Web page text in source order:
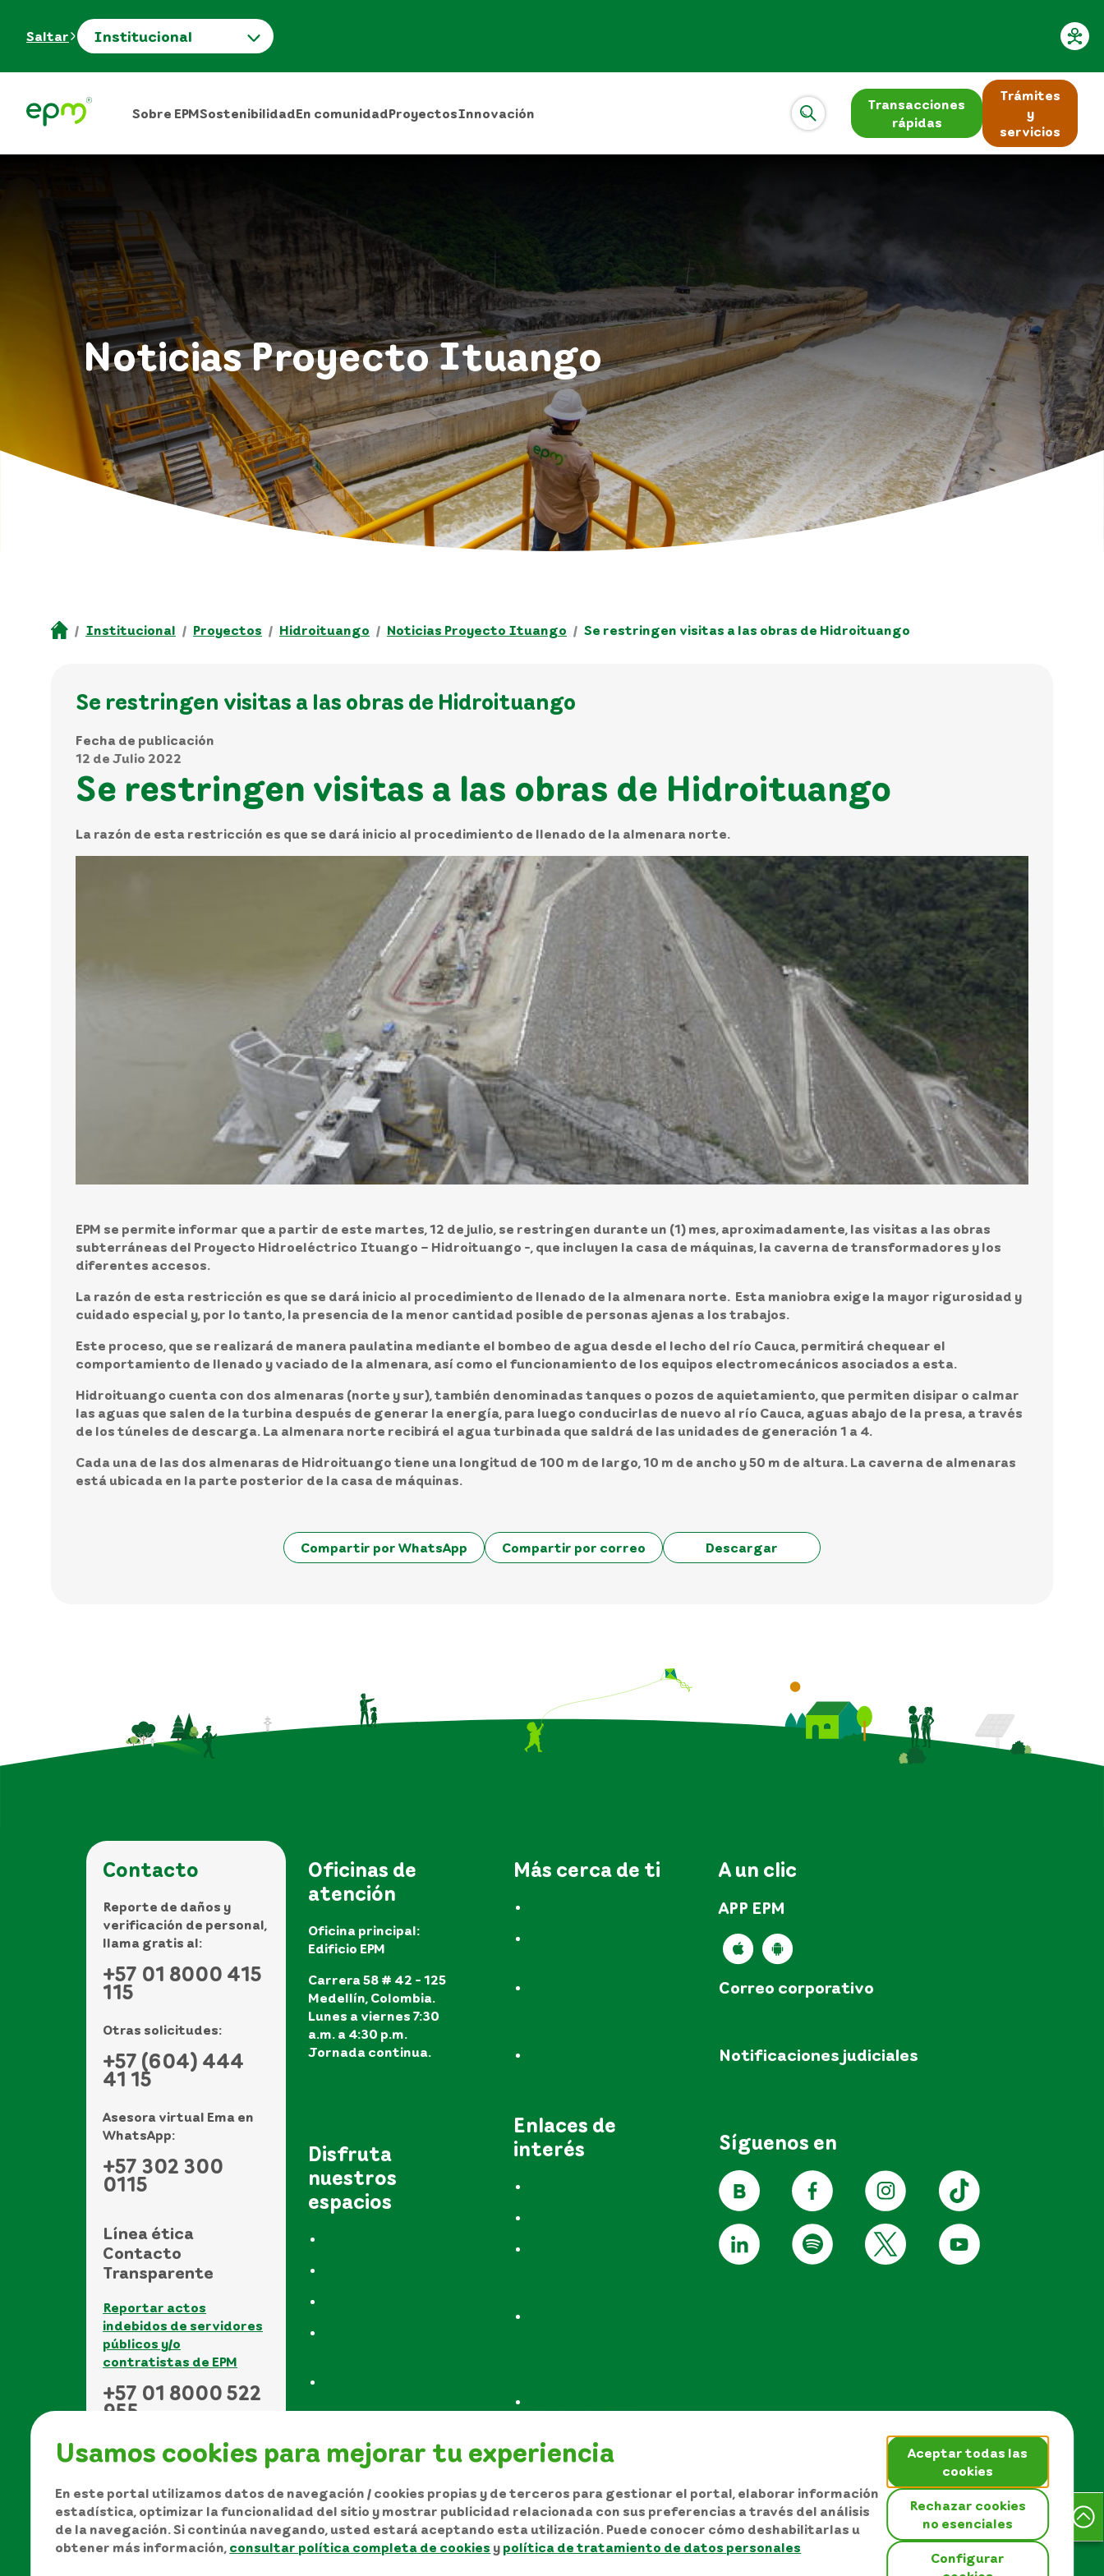
Saltar Institucional
Sobre EPMSostenibilidadEn comunidadProyectosInnovación
Transacciones
rápidas
Trámites
y
servicios
Noticias Proyecto Ituango
Institucional Proyectos Hidroituango Noticias Proyecto Ituango Se restringen visitas a las obras de Hidroituango
Se restringen visitas a las obras de Hidroituango
Fecha de publicación
12 de Julio 2022
Se restringen visitas a las obras de Hidroituango
La razón de esta restricción es que se dará inicio al procedimiento de llenado de la almenara norte.
EPM se permite informar que a partir de este martes, 12 de julio, se restringen durante un (1) mes, aproximadamente, las visitas a las obras
subterráneas del Proyecto Hidroeléctrico Ituango – Hidroituango -, que incluyen la casa de máquinas, la caverna de transformadores y los
diferentes accesos.
La razón de esta restricción es que se dará inicio al procedimiento de llenado de la almenara norte. Esta maniobra exige la mayor rigurosidad y
cuidado especial y, por lo tanto, la presencia de la menor cantidad posible de personas ajenas a los trabajos.
Este proceso, que se realizará de manera paulatina mediante el bombeo de agua desde el lecho del río Cauca, permitirá chequear el
comportamiento de llenado y vaciado de la almenara, así como el funcionamiento de los equipos electromecánicos asociados a esta.
Hidroituango cuenta con dos almenaras (norte y sur), también denominadas tanques o pozos de aquietamiento, que permiten disipar o calmar
las aguas que salen de la turbina después de generar la energía, para luego conducirlas de nuevo al río Cauca, aguas abajo de la presa, a través
de los túneles de descarga. La almenara norte recibirá el agua turbinada que saldrá de las unidades de generación 1 a 4.
Cada una de las dos almenaras de Hidroituango tiene una longitud de 100 m de largo, 10 m de ancho y 50 m de altura. La caverna de almenaras
está ubicada en la parte posterior de la casa de máquinas.
Compartir por WhatsApp Compartir por correo Descargar
Usamos cookies para mejorar tu experiencia
En este portal utilizamos datos de navegación / cookies propias y de terceros para gestionar el portal, elaborar información
estadística, optimizar la funcionalidad del sitio y mostrar publicidad relacionada con sus preferencias a través del análisis
de la navegación. Si continúa navegando, usted estará aceptando esta utilización. Puede conocer cómo deshabilitarlas u
obtener más información, consultar política completa de cookies y política de tratamiento de datos personales
Aceptar todas las
cookies
Rechazar cookies
no esenciales
Configurar
Contacto
Reporte de daños y
verificación de personal,
llama gratis al:
+57 01 8000 415
115
Otras solicitudes:
+57 (604) 444
41 15
Asesora virtual Ema en
WhatsApp:
+57 302 300
0115
Línea ética
Contacto
Transparente
Reportar actos
indebidos de servidores
públicos y/o
contratistas de EPM
+57 01 8000 522
955
Oficinas de
atención
Oficina principal:
Edificio EPM
Carrera 58 # 42 - 125
Medellín, Colombia.
Lunes a viernes 7:30
a.m. a 4:30 p.m.
Jornada continua.
Disfruta
nuestros
espacios
Más cerca de ti
Enlaces de
interés
A un clic
APP EPM
Correo corporativo
Notificaciones judiciales
Síguenos en
Manual de Derechos de Autor y/o autorización de uso sobre los contenidos
Política de protección de datos personales
Términos y condiciones del sitio Mapa del sitio
EPM © Todos los derechos
reservados 2026